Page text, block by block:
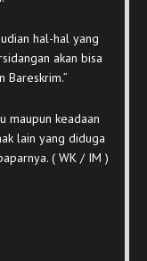
hal-hal yang
akan bisa
Bareskrim.”
maupun keadaan
lain yang diduga
( WK / IM )